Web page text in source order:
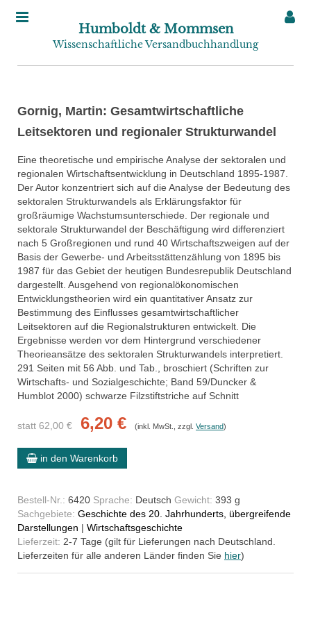
Humboldt & Mommsen
Wissenschaftliche Versandbuchhandlung
Gornig, Martin: Gesamtwirtschaftliche
Leitsektoren und regionaler Strukturwandel
Eine theoretische und empirische Analyse der sektoralen und
regionalen Wirtschaftsentwicklung in Deutschland 1895-1987.
Der Autor konzentriert sich auf die Analyse der Bedeutung des
sektoralen Strukturwandels als Erklärungsfaktor für
großräumige Wachstumsunterschiede. Der regionale und
sektorale Strukturwandel der Beschäftigung wird differenziert
nach 5 Großregionen und rund 40 Wirtschaftszweigen auf der
Basis der Gewerbe- und Arbeitsstättenzählung von 1895 bis
1987 für das Gebiet der heutigen Bundesrepublik Deutschland
dargestellt. Ausgehend von regionalökonomischen
Entwicklungstheorien wird ein quantitativer Ansatz zur
Bestimmung des Einflusses gesamtwirtschaftlicher
Leitsektoren auf die Regionalstrukturen entwickelt. Die
Ergebnisse werden vor dem Hintergrund verschiedener
Theorieansätze des sektoralen Strukturwandels interpretiert.
291 Seiten mit 56 Abb. und Tab., broschiert (Schriften zur
Wirtschafts- und Sozialgeschichte; Band 59/Duncker &
Humblot 2000) schwarze Filzstiftstriche auf Schnitt
statt 62,00 € 6,20 € (inkl. MwSt., zzgl. Versand)
in den Warenkorb
Bestell-Nr.: 6420 Sprache: Deutsch Gewicht: 393 g
Sachgebiete: Geschichte des 20. Jahrhunderts, übergreifende
Darstellungen | Wirtschaftsgeschichte
Lieferzeit: 2-7 Tage (gilt für Lieferungen nach Deutschland.
Lieferzeiten für alle anderen Länder finden Sie hier)